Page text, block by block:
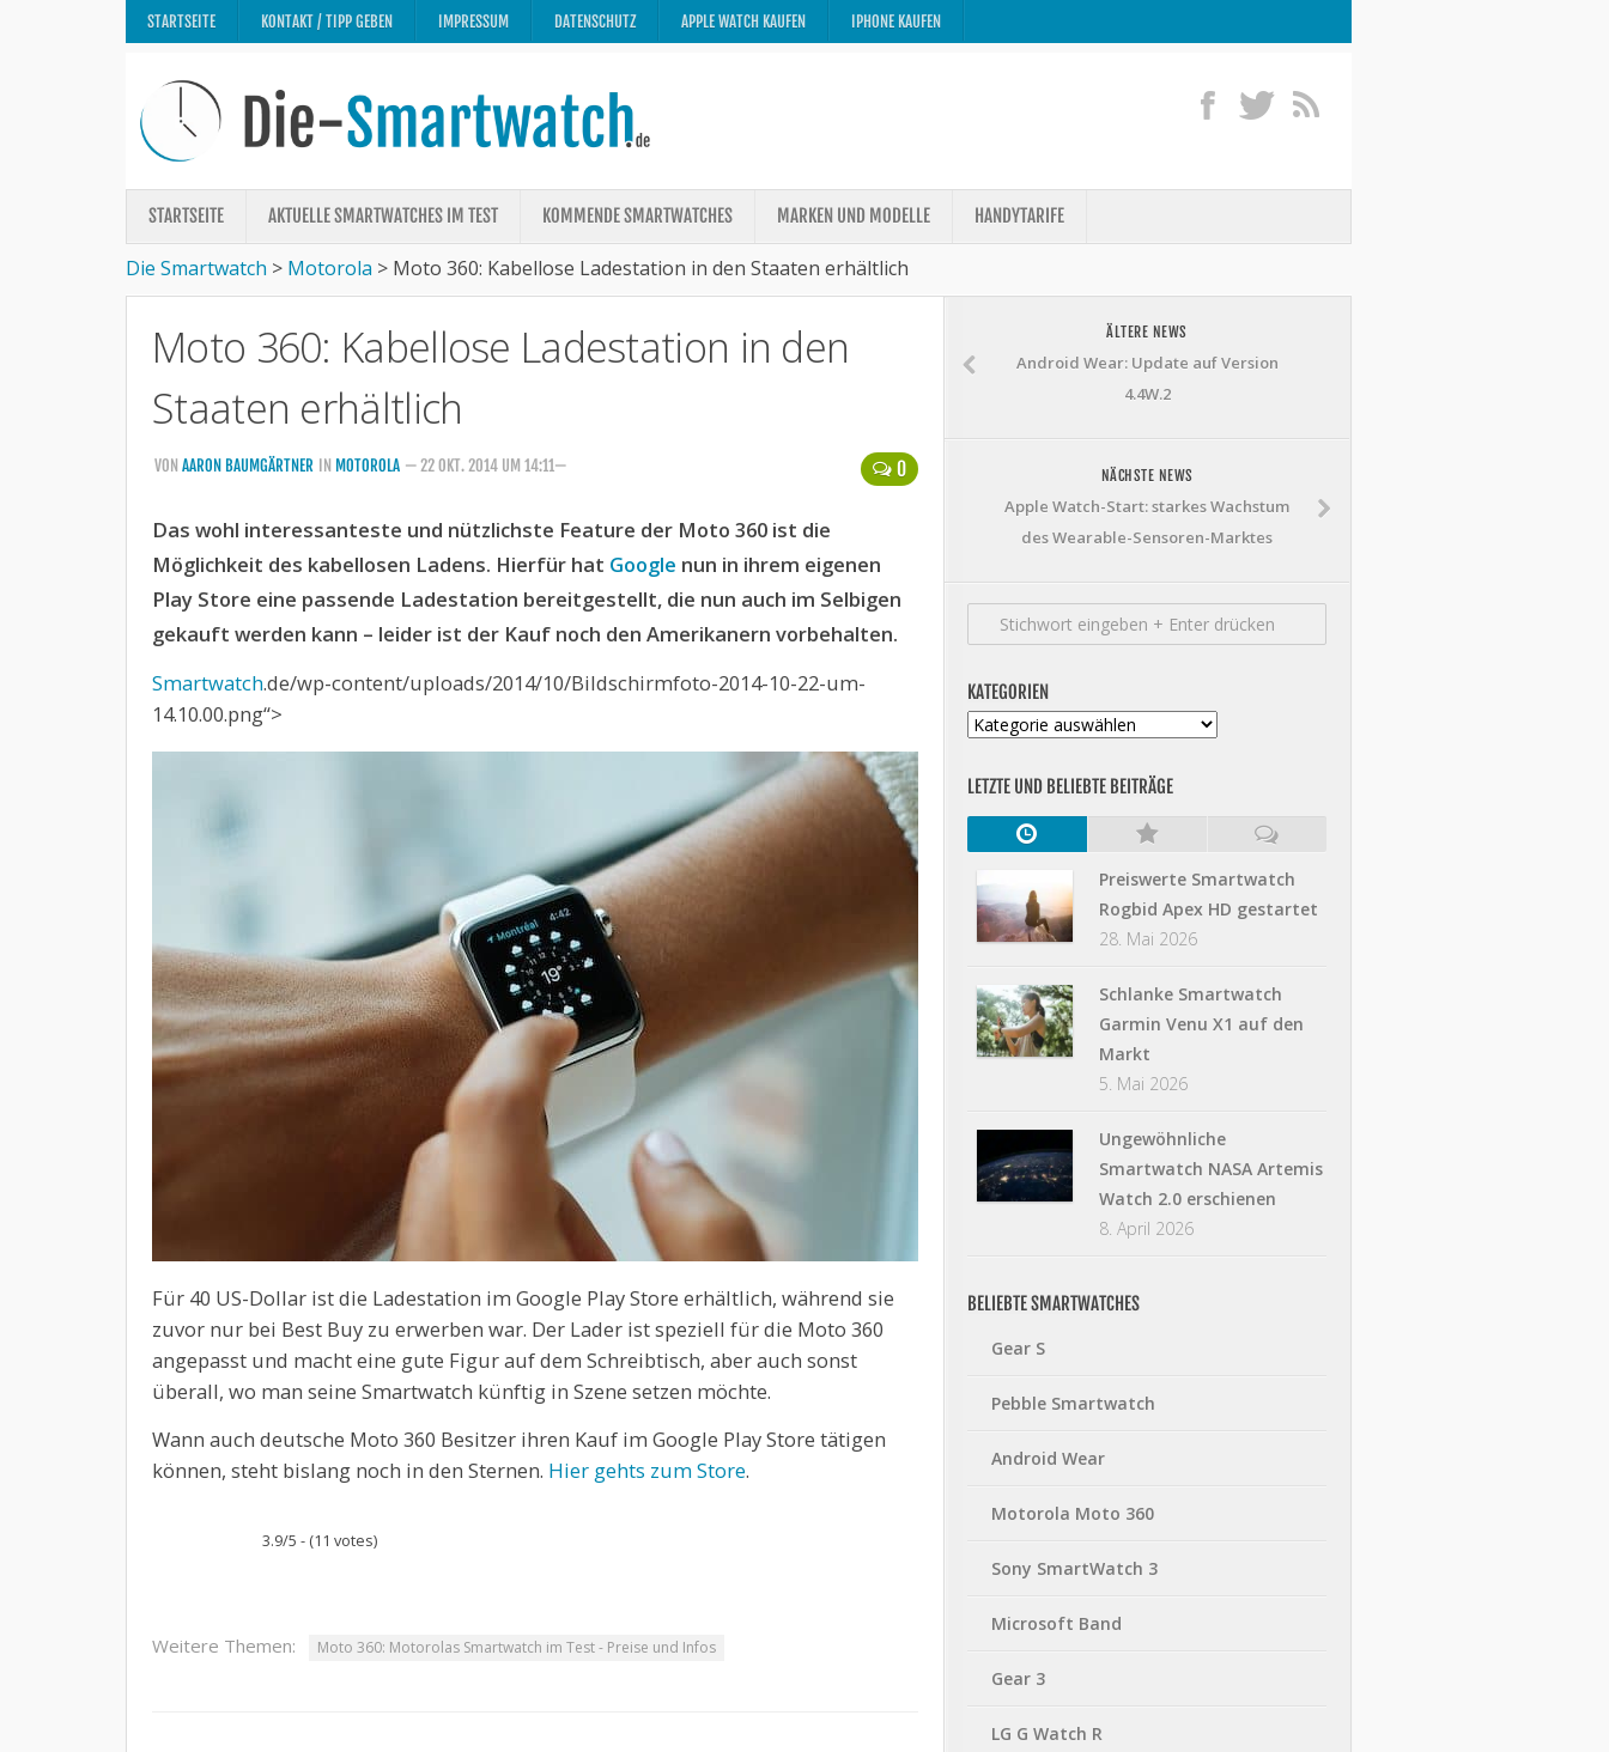
STARTSEITE KONTAKT / TIPP GEBEN IMPRESSUM DATENSCHUTZ APPLE WATCH KAUFEN IPHONE KAUFEN
STARTSEITE AKTUELLE SMARTWATCHES IM TEST KOMMENDE SMARTWATCHES MARKEN UND MODELLE HANDYTARIFE
Die Smartwatch > Motorola > Moto 360: Kabellose Ladestation in den Staaten erhältlich
Moto 360: Kabellose Ladestation in den
Staaten erhältlich
0
VON AARON BAUMGÄRTNER IN MOTOROLA — 22 OKT. 2014 UM 14:11—
Das wohl interessanteste und nützlichste Feature der Moto 360 ist die
Möglichkeit des kabellosen Ladens. Hierfür hat Google nun in ihrem eigenen
Play Store eine passende Ladestation bereitgestellt, die nun auch im Selbigen
gekauft werden kann – leider ist der Kauf noch den Amerikanern vorbehalten.
Smartwatch.de/wp-content/uploads/2014/10/Bildschirmfoto-2014-10-22-um-
14.10.00.png“>
Für 40 US-Dollar ist die Ladestation im Google Play Store erhältlich, während sie
zuvor nur bei Best Buy zu erwerben war. Der Lader ist speziell für die Moto 360
angepasst und macht eine gute Figur auf dem Schreibtisch, aber auch sonst
überall, wo man seine Smartwatch künftig in Szene setzen möchte.
Wann auch deutsche Moto 360 Besitzer ihren Kauf im Google Play Store tätigen
können, steht bislang noch in den Sternen. Hier gehts zum Store.
3.9/5 - (11 votes)
Weitere Themen: Moto 360: Motorolas Smartwatch im Test - Preise und Infos
ÄLTERE NEWS
Android Wear: Update auf Version
4.4W.2
NÄCHSTE NEWS
Apple Watch-Start: starkes Wachstum
des Wearable-Sensoren-Marktes
KATEGORIEN
Kategorien
LETZTE UND BELIEBTE BEITRÄGE
Preiswerte Smartwatch
Rogbid Apex HD gestartet
28. Mai 2026
Schlanke Smartwatch
Garmin Venu X1 auf den
Markt
5. Mai 2026
Ungewöhnliche
Smartwatch NASA Artemis
Watch 2.0 erschienen
8. April 2026
BELIEBTE SMARTWATCHES
Gear S
Pebble Smartwatch
Android Wear
Motorola Moto 360
Sony SmartWatch 3
Microsoft Band
Gear 3
LG G Watch R